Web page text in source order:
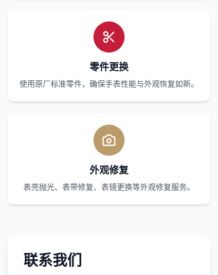
零件更换
使用原厂标准零件，确保手表性能与外观恢复如新。
外观修复
表壳抛光、表带修复、表镜更换等外观修复服务。
联系我们